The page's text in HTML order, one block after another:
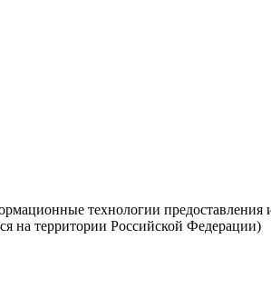
технологии предоставления
на территории Российской Федерации)